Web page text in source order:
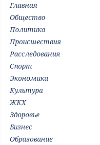
Главная
Общество
Политика
Происшествия
Расследования
Спорт
Экономика
Культура
ЖКХ
Здоровье
Бизнес
Образование